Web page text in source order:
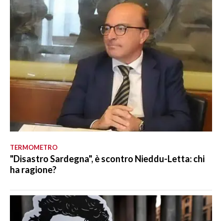
TERMOMETRO
"Disastro Sardegna", è scontro Nieddu-Letta: chi
ha ragione?